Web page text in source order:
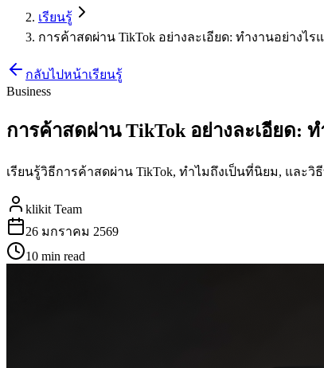
เรียนรู้
การค้าสดผ่าน TikTok อย่างละเอียด: ทำงานอย่างไ
กลับไปหน้าเรียนรู้
Business
การค้าสดผ่าน TikTok อย่างละเอียด:
เรียนรู้วิธีการค้าสดผ่าน TikTok, ทำไมถึงเป็นที่นิยม, และ
klikit Team
26 มกราคม 2569
10 min read